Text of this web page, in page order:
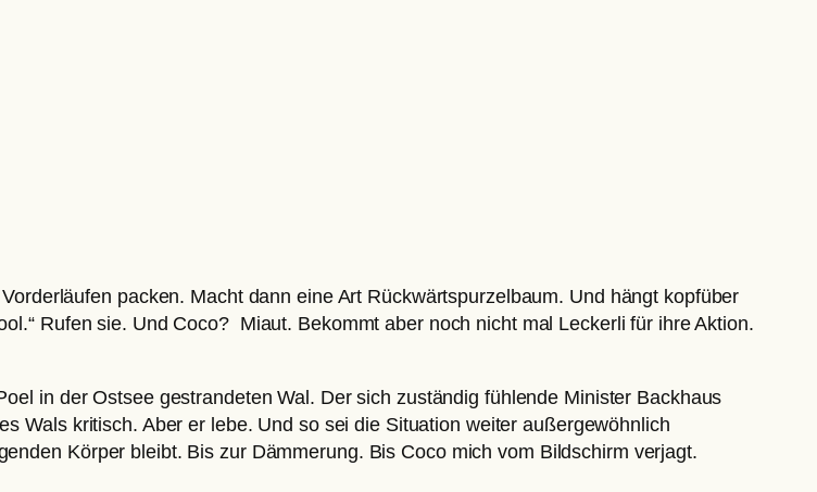
packen. Macht dann eine Art Rückwärtspurzelbaum. Und hängt kopfüber
Rufen sie. Und Coco? Miaut. Bekommt aber noch nicht mal Leckerli für ihre Aktion.
in der Ostsee gestrandeten Wal. Der sich zuständig fühlende Minister Backhaus
Wals kritisch. Aber er lebe. Und so sei die Situation weiter außergewöhnlich
Körper bleibt. Bis zur Dämmerung. Bis Coco mich vom Bildschirm verjagt.